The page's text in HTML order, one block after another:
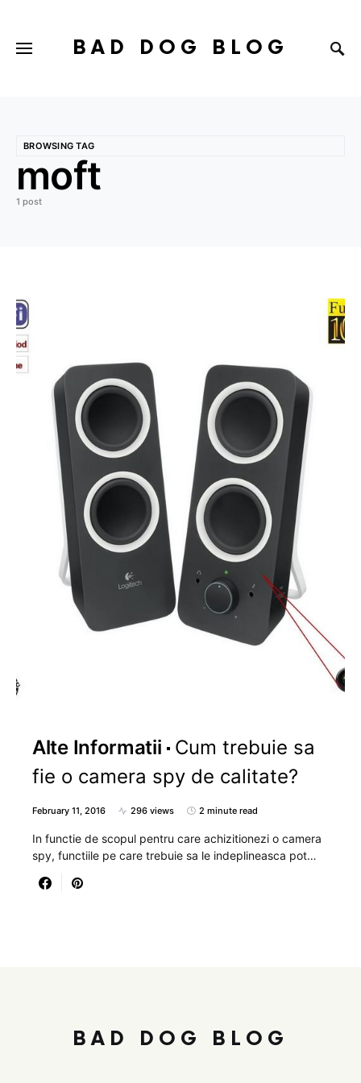
BAD DOG BLOG
BROWSING TAG
moft
1 post
Alte Informatii
Cum trebuie sa
fie o camera spy de calitate?
February 11, 2016 296 views 2 minute read
In functie de scopul pentru care achizitionezi o camera
spy, functiile pe care trebuie sa le indeplineasca pot…
BAD DOG BLOG